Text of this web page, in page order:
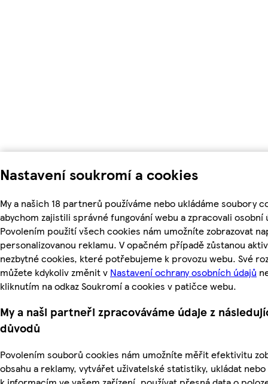
Nastavení soukromí a cookies
My a našich 18 partnerů používáme nebo ukládáme soubory
abychom zajistili správné fungování webu a zpracovali osobní
Povolením použití všech cookies nám umožníte zobrazovat
personalizovanou reklamu. V opačném případě zůstanou
nezbytné cookies, které potřebujeme k provozu webu. Své
můžete kdykoliv změnit v Nastavení ochrany osobních údajů
kliknutím na odkaz Soukromí a cookies v patičce webu.
My a naši partneři zpracováváme údaje z
důvodů
Povolením souborů cookies nám umožníte měřit efektivitu
obsahu a reklamy, vytvářet uživatelské statistiky, ukládat